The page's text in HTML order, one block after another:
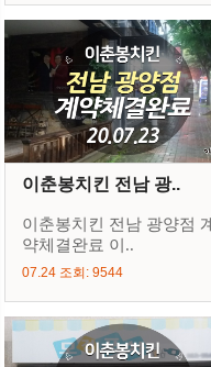
이춘봉치킨 전남 광..
이춘봉치킨 전남 광양점 계
약체결완료 이..
07.24 조회: 9544